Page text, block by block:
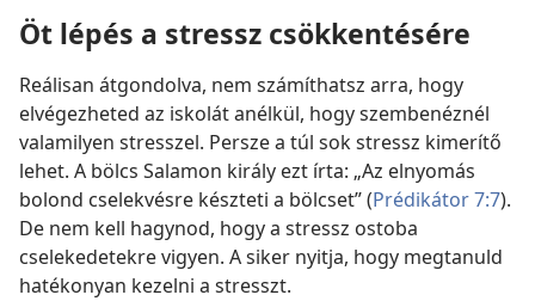
Öt lépés a stressz csökkentésére
Reálisan átgondolva, nem számíthatsz arra, hogy
elvégezheted az iskolát anélkül, hogy szembenéznél
valamilyen stresszel. Persze a túl sok stressz kimerítő
lehet. A bölcs Salamon király ezt írta: „Az elnyomás
bolond cselekvésre készteti a bölcset” (Prédikátor 7:7).
De nem kell hagynod, hogy a stressz ostoba
cselekedetekre vigyen. A siker nyitja, hogy megtanuld
hatékonyan kezelni a stresszt.